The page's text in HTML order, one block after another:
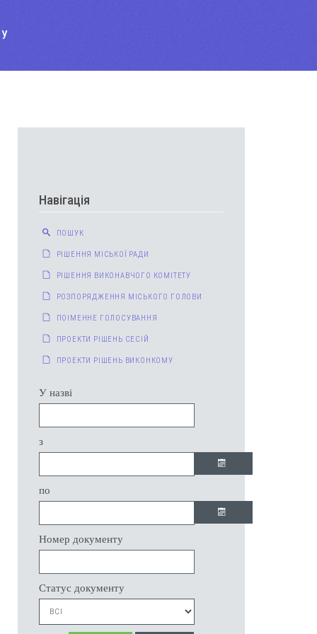
Навігація
ПОШУК
РІШЕННЯ МІСЬКОЇ РАДИ
РІШЕННЯ ВИКОНАВЧОГО КОМІТЕТУ
РОЗПОРЯДЖЕННЯ МІСЬКОГО ГОЛОВИ
ПОІМЕННЕ ГОЛОСУВАННЯ
ПРОЕКТИ РІШЕНЬ СЕСІЙ
ПРОЕКТИ РІШЕНЬ ВИКОНКОМУ
У назві
з
по
Номер документу
Статус документу